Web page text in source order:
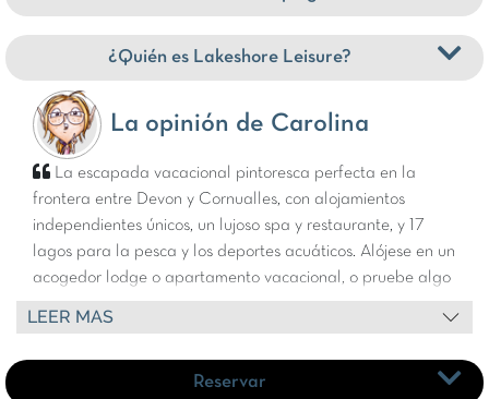
¿Quién es Lakeshore Leisure?
La opinión de Carolina
La escapada vacacional pintoresca perfecta en la
frontera entre Devon y Cornualles, con alojamientos
independientes únicos, un lujoso spa y restaurante, y 17
lagos para la pesca y los deportes acuáticos. Alójese en un
acogedor lodge o apartamento vacacional, o pruebe algo
un poco más inusual, como un Lake Pod, una Floating
relajándose en el lujoso spa con salas de tratamientos,
LEER MAS
Reservar